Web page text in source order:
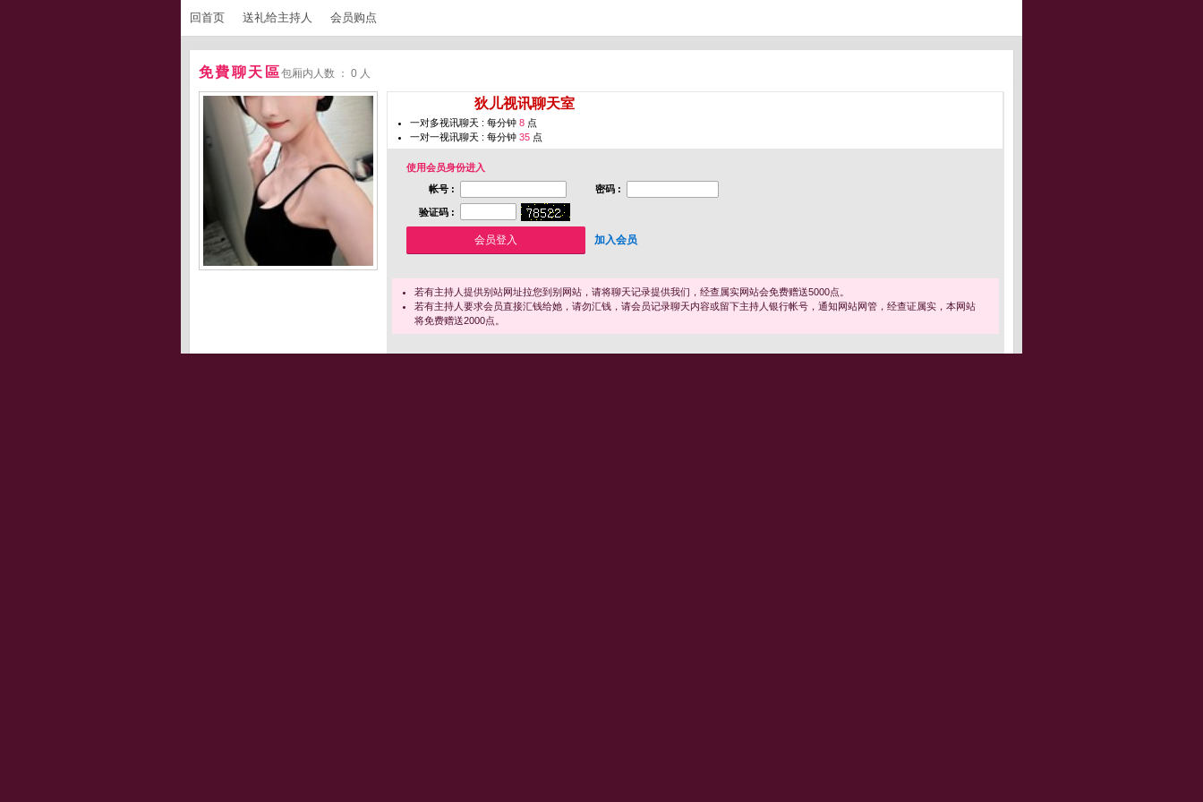
回首页 送礼给主持人 会员购点
免費聊天區包厢内人数 ： 0 人
狄儿视讯聊天室
一对多视讯聊天 : 每分钟 8 点
一对一视讯聊天 : 每分钟 35 点
使用会员身份进入
帐号 :
密码 :
验证码 :
加入会员
若有主持人提供别站网址拉您到别网站，请将聊天记录提供我们，经查属实网站会免费赠送5000点。
若有主持人要求会员直接汇钱给她，请勿汇钱，请会员记录聊天内容或留下主持人银行帐号，通知网站网管，经查证属实，本网站
将免费赠送2000点。